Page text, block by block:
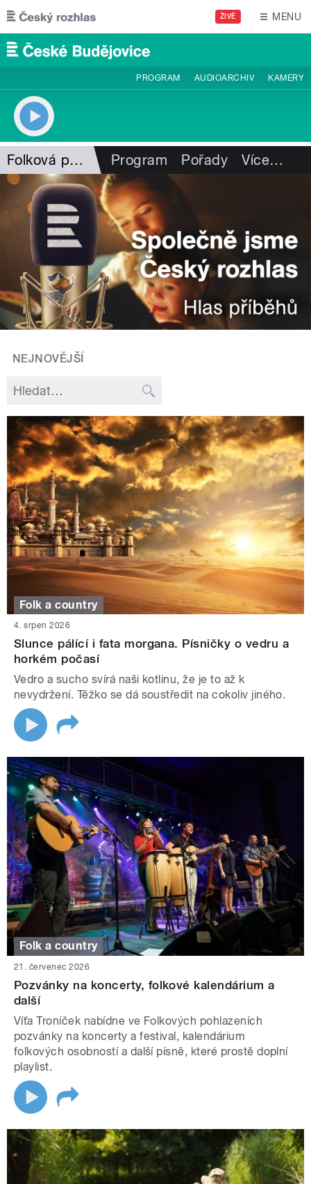
Přejít k hlavnímu obsahu
ŽIVĚ MENU
PROGRAM AUDIOARCHIV KAMERY
Folková pohlazení Program Pořady Více…
NEJNOVĚJŠÍ
Folk a country
4. srpen 2026
Slunce pálící i fata morgana. Písničky o vedru a
horkém počasí
Vedro a sucho svírá naši kotlinu, že je to až k
nevydržení. Těžko se dá soustředit na cokoliv jiného.
Folk a country
21. červenec 2026
Pozvánky na koncerty, folkové kalendárium a
další
Víťa Troníček nabídne ve Folkových pohlazeních
pozvánky na koncerty a festival, kalendárium
folkových osobností a další písně, které prostě doplní
playlist.